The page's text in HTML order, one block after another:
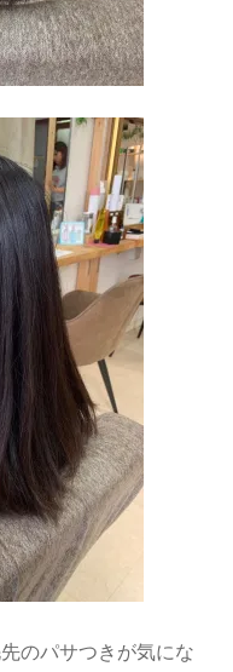
のパサつきが気にな